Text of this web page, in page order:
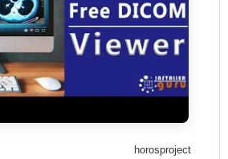
horosproject